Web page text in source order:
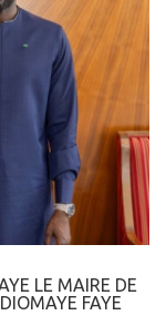
LE MAIRE DE
FAYE